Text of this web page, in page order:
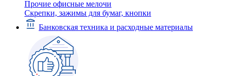
Прочие офисные мелочи
Скрепки, зажимы для бумаг, кнопки
Банковская техника и расходные материалы